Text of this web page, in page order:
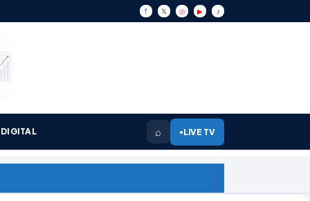
f 𝕏 ◎ ▶ ♪
⌕ ●LIVE TV